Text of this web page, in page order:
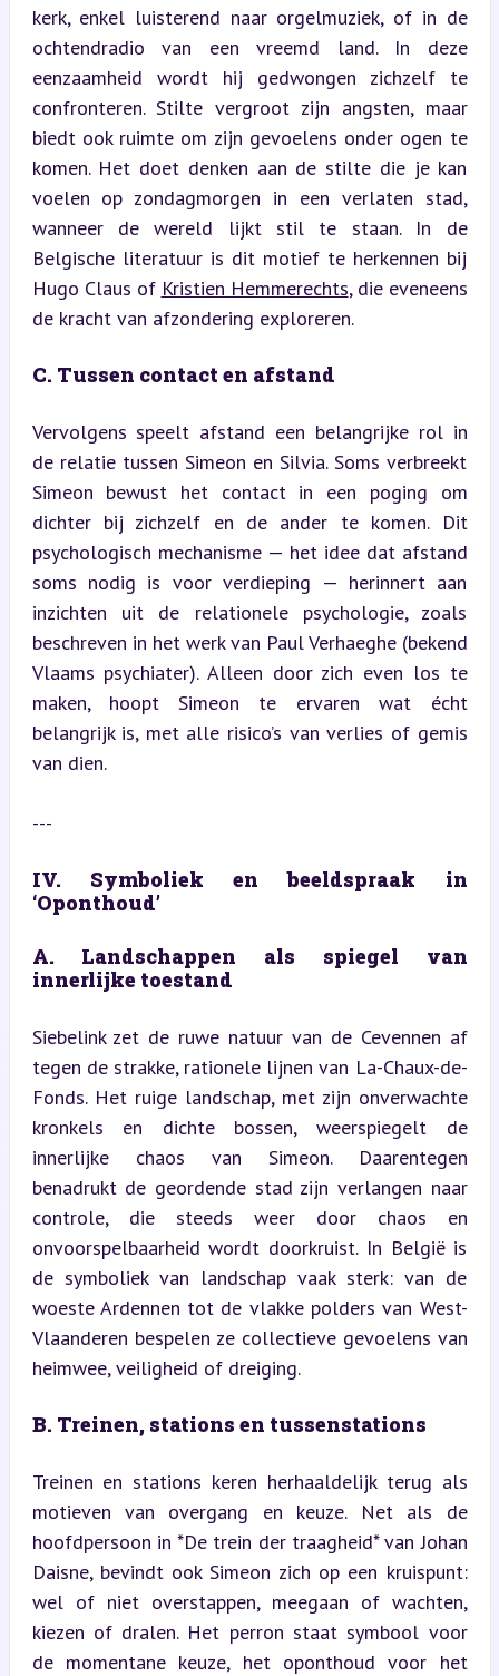
kerk, enkel luisterend naar orgelmuziek, of in de
ochtendradio van een vreemd land. In deze
eenzaamheid wordt hij gedwongen zichzelf te
confronteren. Stilte vergroot zijn angsten, maar
biedt ook ruimte om zijn gevoelens onder ogen te
komen. Het doet denken aan de stilte die je kan
voelen op zondagmorgen in een verlaten stad,
wanneer de wereld lijkt stil te staan. In de
Belgische literatuur is dit motief te herkennen bij
Hugo Claus of Kristien Hemmerechts, die eveneens
de kracht van afzondering exploreren.
C. Tussen contact en afstand
Vervolgens speelt afstand een belangrijke rol in
de relatie tussen Simeon en Silvia. Soms verbreekt
Simeon bewust het contact in een poging om
dichter bij zichzelf en de ander te komen. Dit
psychologisch mechanisme — het idee dat afstand
soms nodig is voor verdieping — herinnert aan
inzichten uit de relationele psychologie, zoals
beschreven in het werk van Paul Verhaeghe (bekend
Vlaams psychiater). Alleen door zich even los te
maken, hoopt Simeon te ervaren wat écht
belangrijk is, met alle risico’s van verlies of gemis
van dien.
---
IV. Symboliek en beeldspraak in
‘Oponthoud’
A. Landschappen als spiegel van
innerlijke toestand
Siebelink zet de ruwe natuur van de Cevennen af
tegen de strakke, rationele lijnen van La-Chaux-de-
Fonds. Het ruige landschap, met zijn onverwachte
kronkels en dichte bossen, weerspiegelt de
innerlijke chaos van Simeon. Daarentegen
benadrukt de geordende stad zijn verlangen naar
controle, die steeds weer door chaos en
onvoorspelbaarheid wordt doorkruist. In België is
de symboliek van landschap vaak sterk: van de
woeste Ardennen tot de vlakke polders van West-
Vlaanderen bespelen ze collectieve gevoelens van
heimwee, veiligheid of dreiging.
B. Treinen, stations en tussenstations
Treinen en stations keren herhaaldelijk terug als
motieven van overgang en keuze. Net als de
hoofdpersoon in *De trein der traagheid* van Johan
Daisne, bevindt ook Simeon zich op een kruispunt:
wel of niet overstappen, meegaan of wachten,
kiezen of dralen. Het perron staat symbool voor
de momentane keuze, het oponthoud voor het